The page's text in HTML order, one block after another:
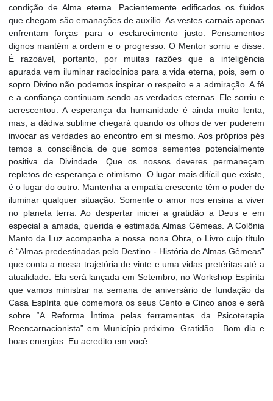
condição de Alma eterna. Pacientemente edificados os fluidos
que chegam são emanações de auxílio. As vestes carnais apenas
enfrentam forças para o esclarecimento justo. Pensamentos
dignos mantém a ordem e o progresso. O Mentor sorriu e disse.
É razoável, portanto, por muitas razões que a inteligência
apurada vem iluminar raciocínios para a vida eterna, pois, sem o
sopro Divino não podemos inspirar o respeito e a admiração. A fé
e a confiança continuam sendo as verdades eternas. Ele sorriu e
acrescentou. A esperança da humanidade é ainda muito lenta,
mas, a dádiva sublime chegará quando os olhos de ver puderem
invocar as verdades ao encontro em si mesmo. Aos próprios pés
temos a consciência de que somos sementes potencialmente
positiva da Divindade. Que os nossos deveres permaneçam
repletos de esperança e otimismo. O lugar mais difícil que existe,
é o lugar do outro. Mantenha a empatia crescente têm o poder de
iluminar qualquer situação. Somente o amor nos ensina a viver
no planeta terra. Ao despertar iniciei a gratidão a Deus e em
especial a amada, querida e estimada Almas Gêmeas. A Colônia
Manto da Luz acompanha a nossa nona Obra, o Livro cujo título
é “Almas predestinadas pelo Destino - História de Almas Gêmeas”
que conta a nossa trajetória de vinte e uma vidas pretéritas até a
atualidade. Ela será lançada em Setembro, no Workshop Espírita
que vamos ministrar na semana de aniversário de fundação da
Casa Espírita que comemora os seus Cento e Cinco anos e será
sobre “A Reforma Íntima pelas ferramentas da Psicoterapia
Reencarnacionista” em Município próximo. Gratidão. Bom dia e
boas energias. Eu acredito em você.